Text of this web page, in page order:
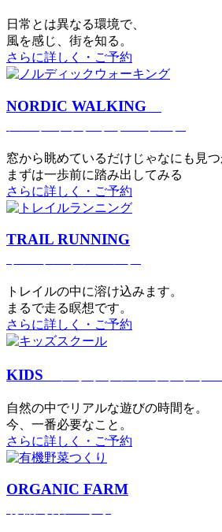
日常とは異なる環境で、
風を感じ、街を知る。
さらに詳しく・ご予約
NORDIC WALKING
窓から眺めているだけじゃなにも見
まずは一歩前に踏み出してみる
さらに詳しく・ご予約
TRAIL RUNNING
トレイルの中に溶け込みます。
まるで⾛る瞑想です。
さらに詳しく・ご予約
KIDS
⾃然の中でリアルな遊びの時間を。
今、⼀番必要なこと。
さらに詳しく・ご予約
ORGANIC FARM